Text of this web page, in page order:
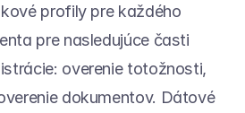
profily pre každého
pre nasledujúce časti
overenie totožnosti,
dokumentov. Dátové